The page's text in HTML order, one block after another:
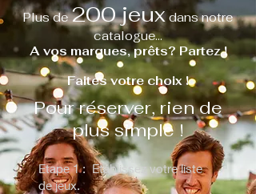
Plus de200 jeux dans notre
catalogue...
A vos marques, prêts? Partez !
Faites votre choix !
Pour réserver, rien de
plus simple !
Etape 1 : Etablissez votre liste
de jeux.